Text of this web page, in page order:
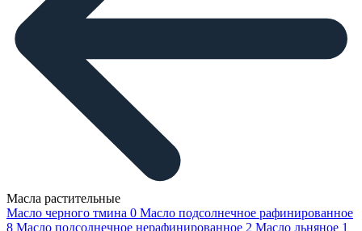
Масла растительные
Масло черного тмина 0 Масло подсолнечное рафинированное
8 Масло подсолнечное нерафинированное 2 Масло льняное 1